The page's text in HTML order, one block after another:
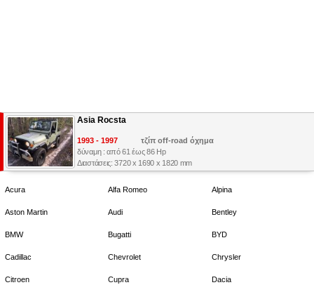
Asia Rocsta
1993 - 1997
τζίπ off-road όχημα
δύναμη : από 61 έως 86 Hp
Διαστάσεις: 3720 x 1690 x 1820 mm
Acura Alfa Romeo Alpina
Aston Martin Audi Bentley
BMW Bugatti BYD
Cadillac Chevrolet Chrysler
Citroen Cupra Dacia